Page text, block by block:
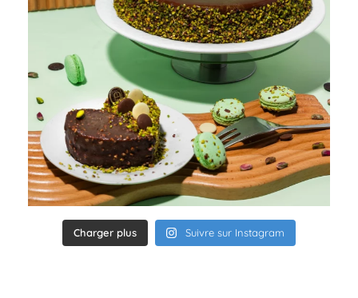
Charger plus Suivre sur Instagram